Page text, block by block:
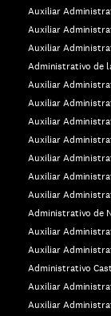
Auxiliar
Auxiliar
Auxiliar
Administrativo de
Auxiliar
Auxiliar
Auxiliar
Auxiliar
Auxiliar
Auxiliar
Auxiliar
Administrativo de
Auxiliar
Auxiliar
Administrativo
Auxiliar
Auxiliar